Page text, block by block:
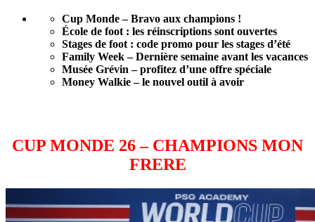
Cup Monde – Bravo aux champions !
École de foot : les réinscriptions sont ouvertes
Stages de foot : code promo pour les stages d’été
Family Week – Dernière semaine avant les vacances
Musée Grévin – profitez d’une offre spéciale
Money Walkie – le nouvel outil à avoir
CUP MONDE 26 – CHAMPIONS MON
FRERE